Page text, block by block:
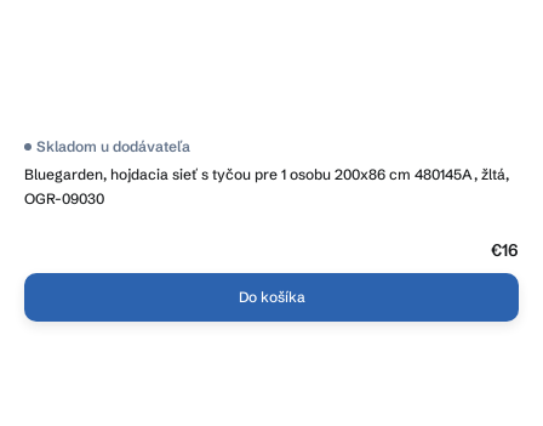
Bluegarden, hojdacia sieť s tyčou pre 1 osobu 200x86 cm 480145A, žltá,
OGR-09030
Skladom u dodávateľa
€16
Do košíka